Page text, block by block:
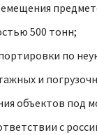
500 тонн;
по
и
объектов под
с